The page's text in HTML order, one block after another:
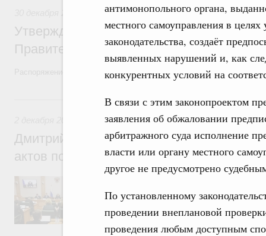
антимонопольного органа,
местного самоуправления в
законодательства, создаёт
выявленных нарушений и, как
конкурентных условий на
В связи с этим законопроектом
заявления об обжаловании
арбитражного суда исполнение
власти или органу местного
другое не предусмотрено
По установленному
проведении внеплановой
проведения любым доступным
Правовые вопросы работы
Утверждён план законопроектной
Правительства на 2023 год
Распоряжение от 23 декабря 2022 года №4112-р
2 декабря 2022, пятница
Правовые вопросы работы
Дмитрий Григоренко: Проблема
актов полностью решена
Правительства России принял участие в
председателя Совета Федерации
секретарями.